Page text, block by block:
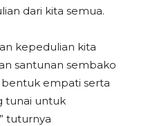
dari kita semua.
kepedulian kita
santunan sembako
empati serta
tunai untuk
tuturnya